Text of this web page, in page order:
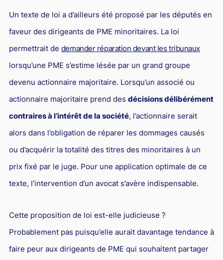
Un texte de loi a d’ailleurs été proposé par les députés en
faveur des dirigeants de PME minoritaires. La loi
permettrait de demander réparation devant les tribunaux
lorsqu’une PME s’estime lésée par un grand groupe
devenu actionnaire majoritaire. Lorsqu’un associé ou
actionnaire majoritaire prend des décisions délibérément
contraires à l’intérêt de la société, l’actionnaire serait
alors dans l’obligation de réparer les dommages causés
ou d’acquérir la totalité des titres des minoritaires à un
prix fixé par le juge. Pour une application optimale de ce
texte, l’intervention d’un avocat s’avère indispensable.
Cette proposition de loi est-elle judicieuse ?
Probablement pas puisqu’elle aurait davantage tendance à
faire peur aux dirigeants de PME qui souhaitent partager